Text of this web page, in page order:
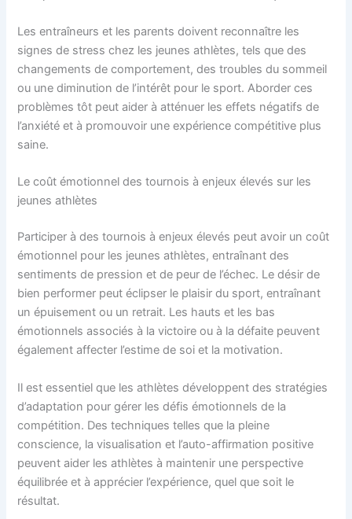
Les entraîneurs et les parents doivent reconnaître les
signes de stress chez les jeunes athlètes, tels que des
changements de comportement, des troubles du sommeil
ou une diminution de l’intérêt pour le sport. Aborder ces
problèmes tôt peut aider à atténuer les effets négatifs de
l’anxiété et à promouvoir une expérience compétitive plus
saine.
Le coût émotionnel des tournois à enjeux élevés sur les
jeunes athlètes
Participer à des tournois à enjeux élevés peut avoir un coût
émotionnel pour les jeunes athlètes, entraînant des
sentiments de pression et de peur de l’échec. Le désir de
bien performer peut éclipser le plaisir du sport, entraînant
un épuisement ou un retrait. Les hauts et les bas
émotionnels associés à la victoire ou à la défaite peuvent
également affecter l’estime de soi et la motivation.
Il est essentiel que les athlètes développent des stratégies
d’adaptation pour gérer les défis émotionnels de la
compétition. Des techniques telles que la pleine
conscience, la visualisation et l’auto-affirmation positive
peuvent aider les athlètes à maintenir une perspective
équilibrée et à apprécier l’expérience, quel que soit le
résultat.